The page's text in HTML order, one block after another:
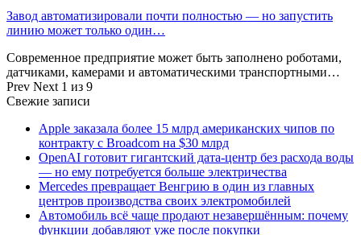
Завод автоматизировали почти полностью — но запустить
линию может только один…
Современное предприятие может быть заполнено роботами,
датчиками, камерами и автоматическими транспортными…
Prev Next 1 из 9
Свежие записи
Apple заказала более 15 млрд американских чипов по
контракту с Broadcom на $30 млрд
OpenAI готовит гигантский дата-центр без расхода воды
— но ему потребуется больше электричества
Mercedes превращает Венгрию в один из главных
центров производства своих электромобилей
Автомобиль всё чаще продают незавершённым: почему
функции добавляют уже после покупки